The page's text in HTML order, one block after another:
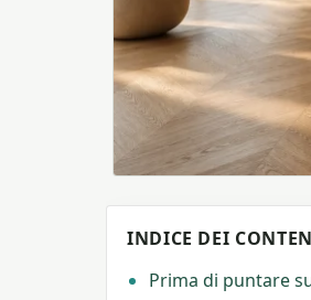
INDICE DEI
Prima di puntare